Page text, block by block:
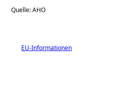
Quelle: AHO
EU-Informationen